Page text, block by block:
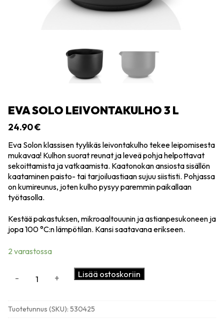
EVA SOLO LEIVONTAKULHO 3 L
24.90€
Eva Solon klassisen tyylikäs leivontakulho tekee leipomisesta
mukavaa! Kulhon suorat reunat ja leveä pohja helpottavat
sekoittamista ja vatkaamista. Kaatonokan ansiosta sisällön
kaataminen paisto- tai tarjoiluastiaan sujuu siististi. Pohjassa
on kumireunus, joten kulho pysyy paremmin paikallaan
työtasolla.
Kestää pakastuksen, mikroaaltouunin ja astianpesukoneen ja
jopa 100 °C:n lämpötilan. Kansi saatavana erikseen.
2 varastossa
L
- + Lisää ostoskoriin
Tuotetunnus (SKU): 530425